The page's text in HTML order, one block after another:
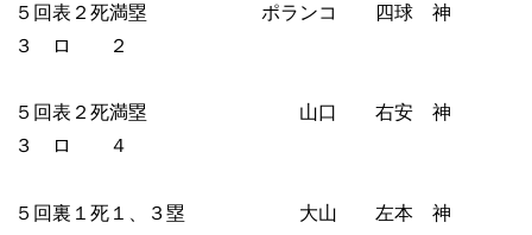
５回表２死満塁 ポランコ 四球 神
３ ロ ２
５回表２死満塁 山口 右安 神
３ ロ ４
５回裏１死１、３塁 大山 左本 神